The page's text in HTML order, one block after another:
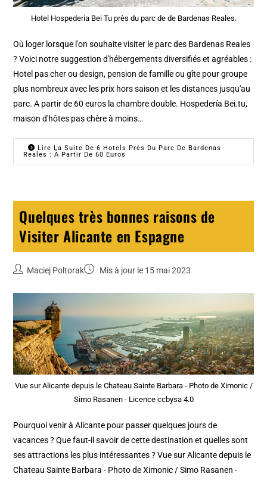
Hotel Hospederia Bei Tu près du parc de de Bardenas Reales.
Où loger lorsque l'on souhaite visiter le parc des Bardenas Reales
? Voici notre suggestion d'hébergements diversifiés et agréables :
Hotel pas cher ou design, pension de famille ou gîte pour groupe
plus nombreux avec les prix hors saison et les distances jusqu'au
parc. A partir de 60 euros la chambre double. Hospedería Bei.tu,
maison d'hôtes pas chère à moins…
Lire La Suite De 6 Hotels Près Du Parc De Bardenas
Reales : À Partir De 60 Euros
Quelques très bonnes raisons de
Visiter Alicante en Espagne
Maciej Poltorak Mis à jour le 15 mai 2023
Vue sur Alicante depuis le Chateau Sainte Barbara - Photo de Ximonic /
Simo Rasanen - Licence ccbysa 4.0
Pourquoi venir à Alicante pour passer quelques jours de
vacances ? Que faut-il savoir de cette destination et quelles sont
ses attractions les plus intéressantes ? Vue sur Alicante depuis le
Chateau Sainte Barbara - Photo de Ximonic / Simo Rasanen -